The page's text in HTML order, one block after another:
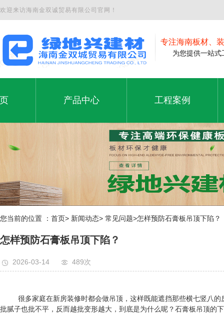
欢迎来访海南金双诚贸易有限公司官网！
专注海南板材、
为您提供一站式
产品中心
产品中心
生态板
轻钢龙骨
竹木纤维线条、护墙板
工程案例
工程案例
工程案例
您当前的位置 ：首页> 新闻动态> 常见问题>怎样预防石膏板吊顶下陷？
怎样预防石膏板吊顶下陷？
2026-03-14 489次
很多家庭在新房装修时都会做吊顶，这样既能遮挡那些横七竖八的
批腻子也批不平，反而越批变形越大，到底是为什么呢？石膏板吊顶的